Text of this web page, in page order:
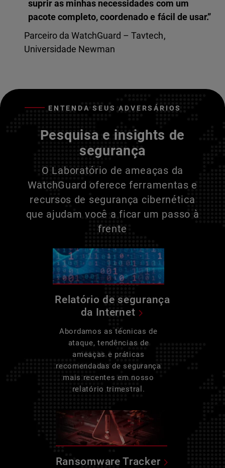
suprir as minhas necessidades com um
pacote completo, coordenado e fácil de usar.”
Parceiro da WatchGuard – Tavtech,
Universidade Newman
ENTENDA SEUS ADVERSÁRIOS
Pesquisa e insights de
segurança
O Laboratório de ameaças da
WatchGuard oferece ferramentas e
recursos de segurança cibernética
que ajudam você a ficar um passo à
frente
Relatório de segurança
da Internet
Abordamos as técnicas de
ataque, tendências de
ameaças e práticas
recomendadas de segurança
mais recentes em nosso
relatório trimestral.
Ransomware Tracker